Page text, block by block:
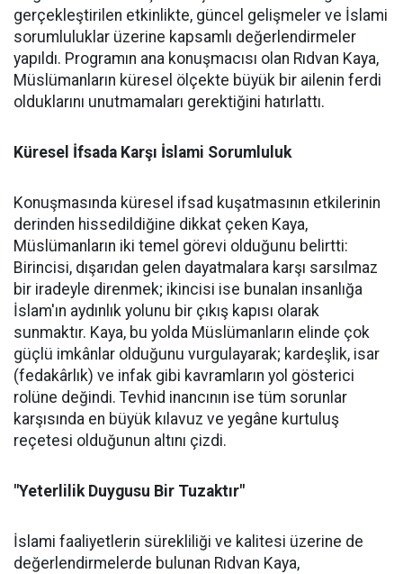
gerçekleştirilen etkinlikte, güncel gelişmeler ve İslami
sorumluluklar üzerine kapsamlı değerlendirmeler
yapıldı. Programın ana konuşmacısı olan Rıdvan Kaya,
Müslümanların küresel ölçekte büyük bir ailenin ferdi
olduklarını unutmamaları gerektiğini hatırlattı.
Küresel İfsada Karşı İslami Sorumluluk
Konuşmasında küresel ifsad kuşatmasının etkilerinin
derinden hissedildiğine dikkat çeken Kaya,
Müslümanların iki temel görevi olduğunu belirtti:
Birincisi, dışarıdan gelen dayatmalara karşı sarsılmaz
bir iradeyle direnmek; ikincisi ise bunalan insanlığa
İslam'ın aydınlık yolunu bir çıkış kapısı olarak
sunmaktır. Kaya, bu yolda Müslümanların elinde çok
güçlü imkânlar olduğunu vurgulayarak; kardeşlik, isar
(fedakârlık) ve infak gibi kavramların yol gösterici
rolüne değindi. Tevhid inancının ise tüm sorunlar
karşısında en büyük kılavuz ve yegâne kurtuluş
reçetesi olduğunun altını çizdi.
"Yeterlilik Duygusu Bir Tuzaktır"
İslami faaliyetlerin sürekliliği ve kalitesi üzerine de
değerlendirmelerde bulunan Rıdvan Kaya,